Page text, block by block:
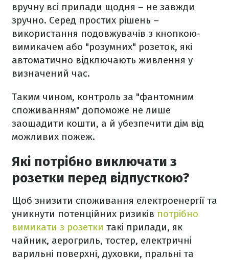
вручну всі прилади щодня – не завжди
зручно. Серед простих рішень –
використання подовжувачів з кнопкою-
вимикачем або "розумних" розеток, які
автоматично відключають живлення у
визначений час.
Таким чином, контроль за "фантомним
споживанням" допоможе не лише
заощадити кошти, а й убезпечити дім від
можливих пожеж.
Які потрібно виключати з
розетки перед відпусткою?
Щоб знизити споживання електроенергії та
уникнути потенційних ризиків потрібно
вимикати з розетки такі прилади, як
чайник, аерогриль, тостер, електричні
варильні поверхні, духовки, пральні та